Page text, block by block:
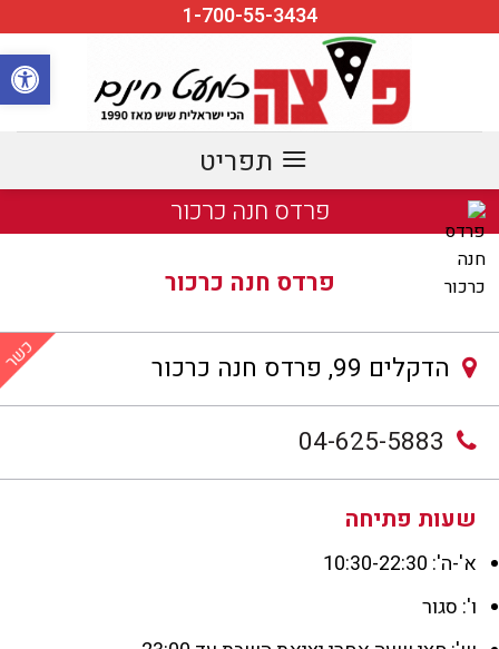
פתח
to
1-700-55-3434
פרדס חנה כרכור
פרדס חנה כרכור
הדקלים 99, פרדס חנה כרכור
04-625-5883
שעות פתיחה
א'-ה': 10:30-22:30
ו': סגור